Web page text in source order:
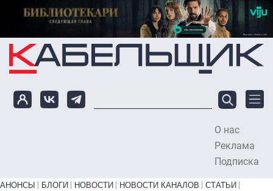
Перейти к основному содержанию
О нас
Реклама
Подписка
Primary links bottom
АНОНСЫ БЛОГИ НОВОСТИ НОВОСТИ КАНАЛОВ
СТАТЬИ